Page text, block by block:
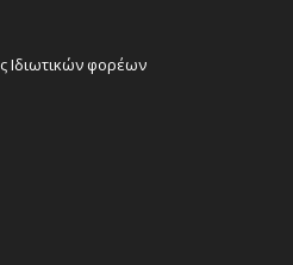
Ιδιωτικών φορέων